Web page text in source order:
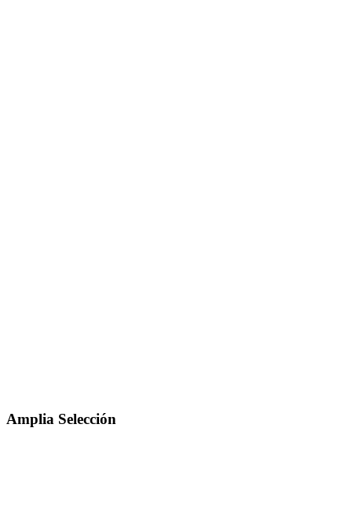
Amplia Selección